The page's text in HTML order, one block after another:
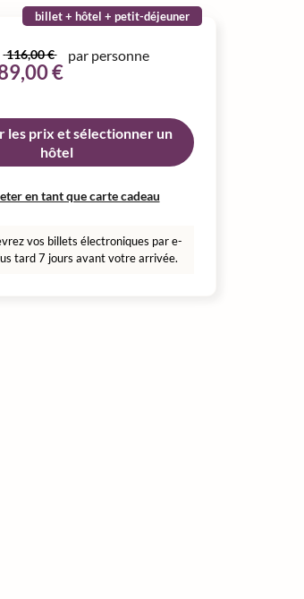
billet + hôtel + petit-déjeuner
116,00 €
€
par personne
les prix et sélectionner un
hôtel
en tant que carte cadeau
vos billets électroniques par e-
tard 7 jours avant votre arrivée.